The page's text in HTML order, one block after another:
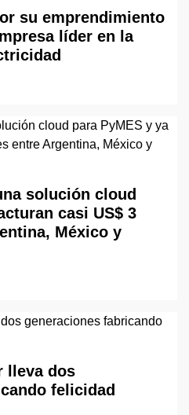
su emprendimiento
líder en la
solución cloud
casi US$ 3
México y
lleva dos
felicidad